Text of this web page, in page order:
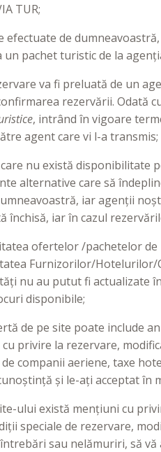
TUR;
efectuate de
pachet turistic de la
va fi preluată de un
rezervării. Odată
, intrând în vigoare
agent care vi l-a transmis;
nu există disponibilitate
alternative care să
iar agenții
închisă, iar în cazul
ofertelor /pachetelor de
Furnizorilor/Hotelurilor/
nu au putut fi actualizate
disponibile;
de pe site poate include
privire la rezervare,
companii aeriene, taxe
și le-ați acceptat în
ului există mențiuni cu
speciale de rezervare,
sau nelămuriri, să